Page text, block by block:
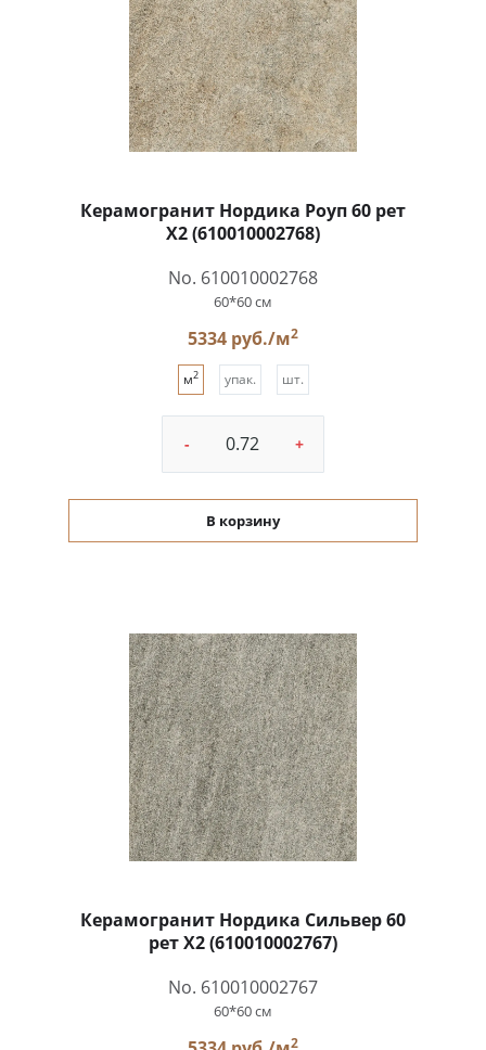
Керамогранит Нордика Роуп 60 рет
X2 (610010002768)
No. 610010002768
60*60 см
5334 руб./м2
м2 упак. шт.
- +
В корзину
Керамогранит Нордика Сильвер 60
рет X2 (610010002767)
No. 610010002767
60*60 см
2